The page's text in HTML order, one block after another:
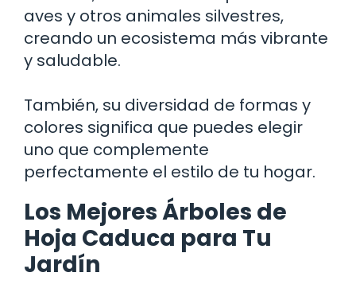
aves y otros animales silvestres,
creando un ecosistema más vibrante
y saludable.
También, su diversidad de formas y
colores significa que puedes elegir
uno que complemente
perfectamente el estilo de tu hogar.
Los Mejores Árboles de
Hoja Caduca para Tu
Jardín